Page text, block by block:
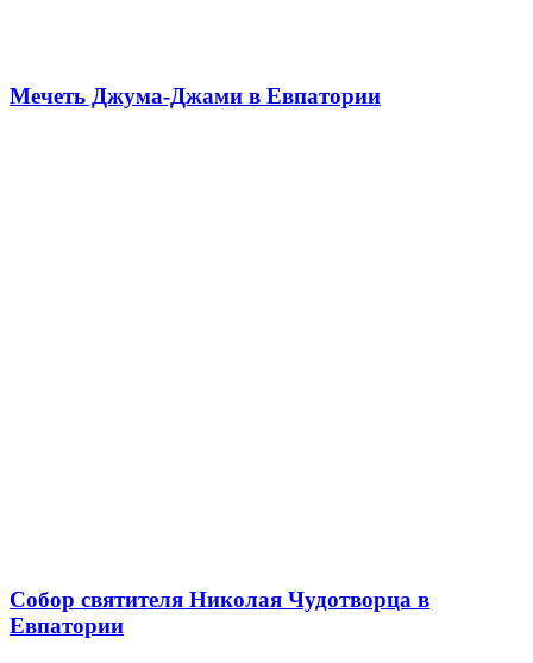
Мечеть Джума-Джами в Евпатории
Собор святителя Николая Чудотворца в
Евпатории